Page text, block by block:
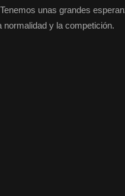
unas grandes
y la competición.